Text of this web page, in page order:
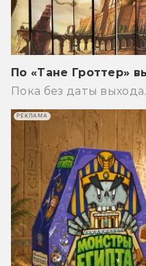
По «Тане Гроттер»
Пока без даты выхода.
РЕКЛАМА